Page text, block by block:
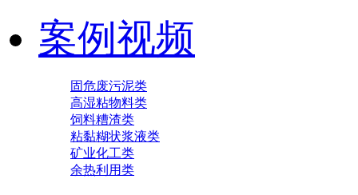
案例视频
固危废污泥类
高湿粘物料类
饲料糟渣类
粘黏糊状浆液类
矿业化工类
余热利用类